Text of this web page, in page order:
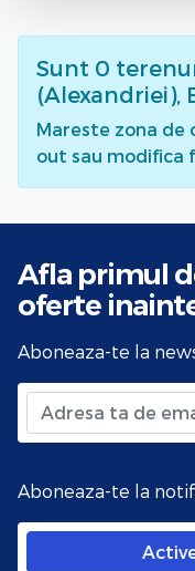
Sunt 0
(Alexandriei),
Mareste zona de
out sau modifica
Afla primul
oferte
Aboneaza-te la
Aboneaza-te la